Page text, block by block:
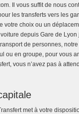
Il vous suffit de nous
les transferts vers les
votre choix ou un
depuis Gare de
de personnes,
ou en groupe, pour vous
vous n’avez pas à
met à votre